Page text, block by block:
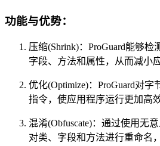
功能与优势：
压缩(Shrink)：ProGuard能够检
字段、方法和属性，从而减小
优化(Optimize)：ProGuard对
指令，使应用程序运行更加高效
混淆(Obfuscate)：通过使用无
对类、字段和方法进行重命名